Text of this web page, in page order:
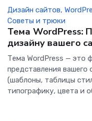
Дизайн сайтов,
Советы и трюки
Тема WordPress:
дизайну вашего
Тема WordPress — это
представления
(шаблоны, таблицы
типографику, цвета и